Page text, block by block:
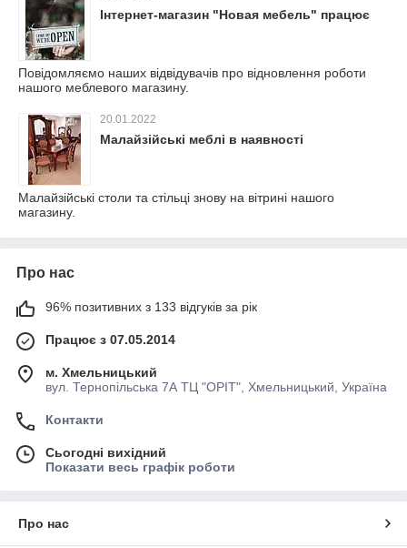
Інтернет-магазин "Новая мебель" працює
Повідомляємо наших відвідувачів про відновлення роботи
нашого меблевого магазину.
20.01.2022
Малайзійські меблі в наявності
Малайзійські столи та стільці знову на вітрині нашого
магазину.
Про нас
96% позитивних з 133 відгуків за рік
Працює з 07.05.2014
м. Хмельницький
вул. Тернопільська 7А ТЦ "ОРІТ", Хмельницький, Україна
Контакти
Сьогодні вихідний
Показати весь графік роботи
Про нас